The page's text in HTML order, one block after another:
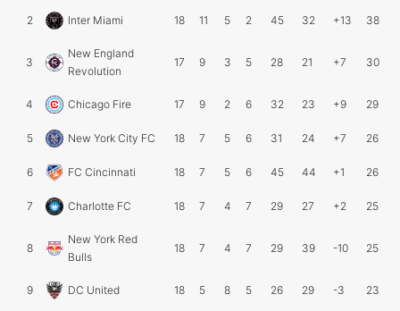
2 Inter Miami 18 11 5 2 45 32 +13 38
3
New England
Revolution
17 9 3 5 28 21 +7 30
4 Chicago Fire 17 9 2 6 32 23 +9 29
5 New York City FC 18 7 5 6 31 24 +7 26
6 FC Cincinnati 18 7 5 6 45 44 +1 26
7 Charlotte FC 18 7 4 7 29 27 +2 25
8
New York Red
Bulls
18 7 4 7 29 39 -10 25
9 DC United 18 5 8 5 26 29 -3 23